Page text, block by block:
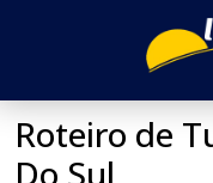
Roteiro de
Do Sul